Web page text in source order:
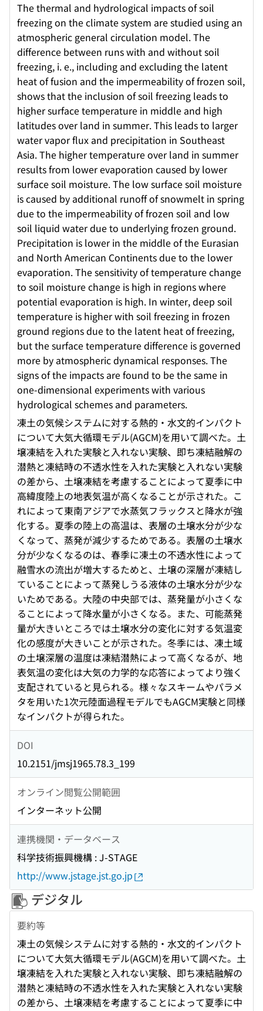
The thermal and hydrological impacts of soil
freezing on the climate system are studied using an
atmospheric general circulation model. The
difference between runs with and without soil
freezing, i. e., including and excluding the latent
heat of fusion and the impermeability of frozen soil,
shows that the inclusion of soil freezing leads to
higher surface temperature in middle and high
latitudes over land in summer. This leads to larger
water vapor flux and precipitation in Southeast
Asia. The higher temperature over land in summer
results from lower evaporation caused by lower
surface soil moisture. The low surface soil moisture
is caused by additional runoff of snowmelt in spring
due to the impermeability of frozen soil and low
soil liquid water due to underlying frozen ground.
Precipitation is lower in the middle of the Eurasian
and North American Continents due to the lower
evaporation. The sensitivity of temperature change
to soil moisture change is high in regions where
potential evaporation is high. In winter, deep soil
temperature is higher with soil freezing in frozen
ground regions due to the latent heat of freezing,
but the surface temperature difference is governed
more by atmospheric dynamical responses. The
signs of the impacts are found to be the same in
one-dimensional experiments with various
hydrological schemes and parameters.
凍土の気候システムに対する熱的・水文的インパクト
について大気大循環モデル(AGCM)を用いて調べた。土
壌凍結を入れた実験と入れない実験、即ち凍結融解の
潜熱と凍結時の不透水性を入れた実験と入れない実験
の差から、土壌凍結を考慮することによって夏季に中
高緯度陸上の地表気温が高くなることが示された。こ
れによって東南アジアで水蒸気フラックスと降水が強
化する。夏季の陸上の高温は、表層の土壌水分が少な
くなって、蒸発が減少するためである。表層の土壌水
分が少なくなるのは、春季に凍土の不透水性によって
融雪水の流出が増大するためと、土壌の深層が凍結し
ていることによって蒸発しうる液体の土壌水分が少な
いためである。大陸の中央部では、蒸発量が小さくな
ることによって降水量が小さくなる。また、可能蒸発
量が大きいところでは土壌水分の変化に対する気温変
化の感度が大きいことが示された。冬季には、凍土域
の土壌深層の温度は凍結潜熱によって高くなるが、地
表気温の変化は大気の力学的な応答によってより強く
支配されていると見られる。様々なスキームやパラメ
タを用いた1次元陸面過程モデルでもAGCM実験と同様
なインパクトが得られた。
DOI
10.2151/jmsj1965.78.3_199
オンライン閲覧公開範囲
インターネット公開
連携機関・データベース
科学技術振興機構 : J-STAGE
http://www.jstage.jst.go.jp
デジタル
要約等
凍土の気候システムに対する熱的・水文的インパクト
について大気大循環モデル(AGCM)を用いて調べた。土
壌凍結を入れた実験と入れない実験、即ち凍結融解の
潜熱と凍結時の不透水性を入れた実験と入れない実験
の差から、土壌凍結を考慮することによって夏季に中